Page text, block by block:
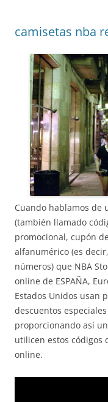
camisetas nba
Cuando hablamos de
(también llamado
promocional, cupón
alfanumérico (es
números) que NBA
online de ESPAÑA,
Estados Unidos usan
descuentos
proporcionando así
utilicen estos códigos
online.